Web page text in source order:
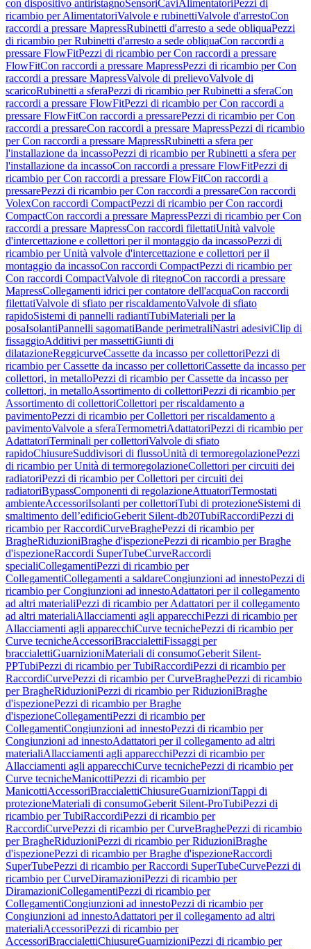
con dispositivo antiristagnoSensoriCaviAlimentatori Pezzi di
ricambio per AlimentatoriValvole e rubinettiValvole d'arrestoCon
raccordi a pressare MapressRubinetti d'arresto a sede obliquaPezzi
di ricambio per Rubinetti d'arresto a sede obliquaCon raccordi a
pressare FlowFitPezzi di ricambio per Con raccordi a pressare
FlowFitCon raccordi a pressare MapressPezzi di ricambio per Con
raccordi a pressare MapressValvole di prelievoValvole di
scaricoRubinetti a sferaPezzi di ricambio per Rubinetti a sferaCon
raccordi a pressare FlowFitPezzi di ricambio per Con raccordi a
pressare FlowFitCon raccordi a pressarePezzi di ricambio per Con
raccordi a pressareCon raccordi a pressare MapressPezzi di ricambio
per Con raccordi a pressare MapressRubinetti a sfera per
l'installazione da incassoPezzi di ricambio per Rubinetti a sfera per
l'installazione da incassoCon raccordi a pressare FlowFitPezzi di
ricambio per Con raccordi a pressare FlowFitCon raccordi a
pressarePezzi di ricambio per Con raccordi a pressareCon raccordi
VolexCon raccordi CompactPezzi di ricambio per Con raccordi
CompactCon raccordi a pressare MapressPezzi di ricambio per Con
raccordi a pressare MapressCon raccordi filettatiUnità valvole
d'intercettazione e collettori per il montaggio da incassoPezzi di
ricambio per Unità valvole d'intercettazione e collettori per il
montaggio da incassoCon raccordi CompactPezzi di ricambio per
Con raccordi CompactValvole di ritegnoCon raccordi a pressare
MapressCollegamenti idrici per contatore dell'acquaCon raccordi
filettatiValvole di sfiato per riscaldamentoValvole di sfiato
rapidoSistemi di pannelli radiantiTubiMateriali per la
posaIsolantiPannelli sagomatiBande perimetraliNastri adesiviClip di
fissaggioAdditivi per massettiGiunti di
dilatazioneReggicurveCassette da incasso per collettoriPezzi di
ricambio per Cassette da incasso per collettoriCassette da incasso per
collettori, in metalloPezzi di ricambio per Cassette da incasso per
collettori, in metalloAssortimento di collettoriPezzi di ricambio per
Assortimento di collettoriCollettori per riscaldamento a
pavimentoPezzi di ricambio per Collettori per riscaldamento a
pavimentoValvole a sferaTermometriAdattatoriPezzi di ricambio per
AdattatoriTerminali per collettoriValvole di sfiato
rapidoChiusureSuddivisori di flussoUnità di termoregolazionePezzi
di ricambio per Unità di termoregolazioneCollettori per circuiti dei
radiatoriPezzi di ricambio per Collettori per circuiti dei
radiatoriBypassComponenti di regolazioneAttuatoriTermostati
ambienteAccessoriIsolanti per collettoriTubi di protezioneSistemi di
smaltimento dell’edificioGeberit Silent-db20TubiRaccordiPezzi di
ricambio per RaccordiCurveBraghePezzi di ricambio per
BragheRiduzioniBraghe d'ispezionePezzi di ricambio per Braghe
d'ispezioneRaccordi SuperTubeCurveRaccordi
specialiCollegamentiPezzi di ricambio per
CollegamentiCollegamenti a saldareCongiunzioni ad innestoPezzi di
ricambio per Congiunzioni ad innestoAdattatori per il collegamento
ad altri materialiPezzi di ricambio per Adattatori per il collegamento
ad altri materialiAllacciamenti agli apparecchiPezzi di ricambio per
Allacciamenti agli apparecchiCurve tecnichePezzi di ricambio per
Curve tecnicheAccessoriBraccialettiFissaggi per
braccialettiGuarnizioniMateriali di consumoGeberit Silent-
PPTubiPezzi di ricambio per TubiRaccordiPezzi di ricambio per
RaccordiCurvePezzi di ricambio per CurveBraghePezzi di ricambio
per BragheRiduzioniPezzi di ricambio per RiduzioniBraghe
d'ispezionePezzi di ricambio per Braghe
d'ispezioneCollegamentiPezzi di ricambio per
CollegamentiCongiunzioni ad innestoPezzi di ricambio per
Congiunzioni ad innestoAdattatori per il collegamento ad altri
materialiAllacciamenti agli apparecchiPezzi di ricambio per
Allacciamenti agli apparecchiCurve tecnichePezzi di ricambio per
Curve tecnicheManicottiPezzi di ricambio per
ManicottiAccessoriBraccialettiChiusureGuarnizioniTappi di
protezioneMateriali di consumoGeberit Silent-ProTubiPezzi di
ricambio per TubiRaccordiPezzi di ricambio per
RaccordiCurvePezzi di ricambio per CurveBraghePezzi di ricambio
per BragheRiduzioniPezzi di ricambio per RiduzioniBraghe
d'ispezionePezzi di ricambio per Braghe d'ispezioneRaccordi
SuperTubePezzi di ricambio per Raccordi SuperTubeCurvePezzi di
ricambio per CurveDiramazioniPezzi di ricambio per
DiramazioniCollegamentiPezzi di ricambio per
CollegamentiCongiunzioni ad innestoPezzi di ricambio per
Congiunzioni ad innestoAdattatori per il collegamento ad altri
materialiAccessoriPezzi di ricambio per
AccessoriBraccialettiChiusureGuarnizioniPezzi di ricambio per